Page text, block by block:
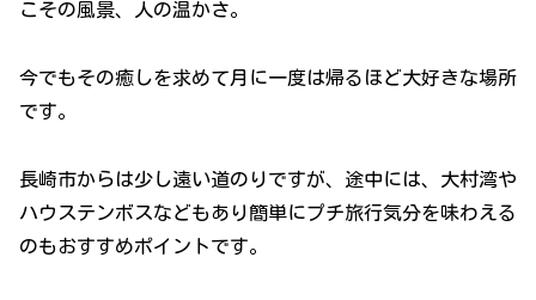
こその風景、人の温かさ。
今でもその癒しを求めて月に一度は帰るほど大好きな場所
です。
長崎市からは少し遠い道のりですが、途中には、大村湾や
ハウステンボスなどもあり簡単にプチ旅行気分を味わえる
のもおすすめポイントです。